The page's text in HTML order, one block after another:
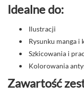
Idealne do:
Ilustracji
Rysunku manga i
Szkicowania i
Kolorowania
Zawartość